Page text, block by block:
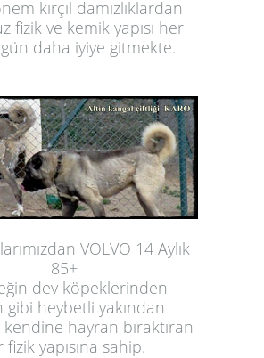
kırçıl damızlıklardan
fizik ve kemik yapısı her
daha iyiye gitmekte.
VOLVO 14 Aylık
85+
dev köpeklerinden
gibi heybetli yakından
hayran bıraktıran
fizik yapısına sahip.